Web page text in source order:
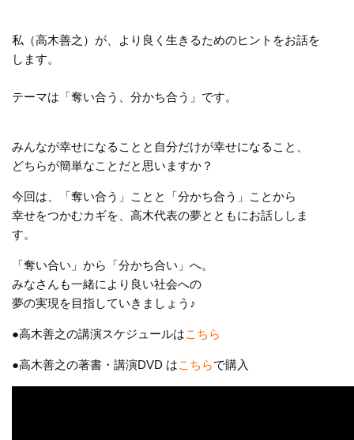
私（高木善之）が、より良く生きるためのヒントをお話を
します。
テーマは「奪い合う、分かち合う」です。
みんなが幸せになることと自分だけが幸せになること、
どちらが簡単なことだと思いますか？
今回は、「奪い合う」ことと「分かち合う」ことから
幸せをつかむカギを、高木代表の夢とともにお話ししま
す。
「奪い合い」から「分かち合い」へ。
みなさんも一緒により良い社会への
夢の実現を目指していきましょう♪
●高木善之の講演スケジュールはこちら
●高木善之の著書・講演DVD はこちらで購入